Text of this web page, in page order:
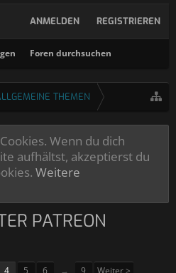
Foren durchsuchen
ANMELDEN REGISTRIEREN
THEMEN
Wenn du dich
aufhältst, akzeptierst du
Weitere
PATREON
4 5 6 → 9 Weiter >